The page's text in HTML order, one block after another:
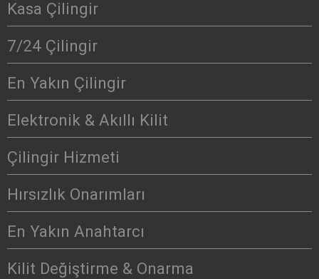
Kasa Çilingir
7/24 Çilingir
En Yakın Çilingir
Elektronik & Akıllı Kilit
Çilingir Hizmeti
Hırsızlık Onarımları
En Yakın Anahtarcı
Kilit Değiştirme & Onarma